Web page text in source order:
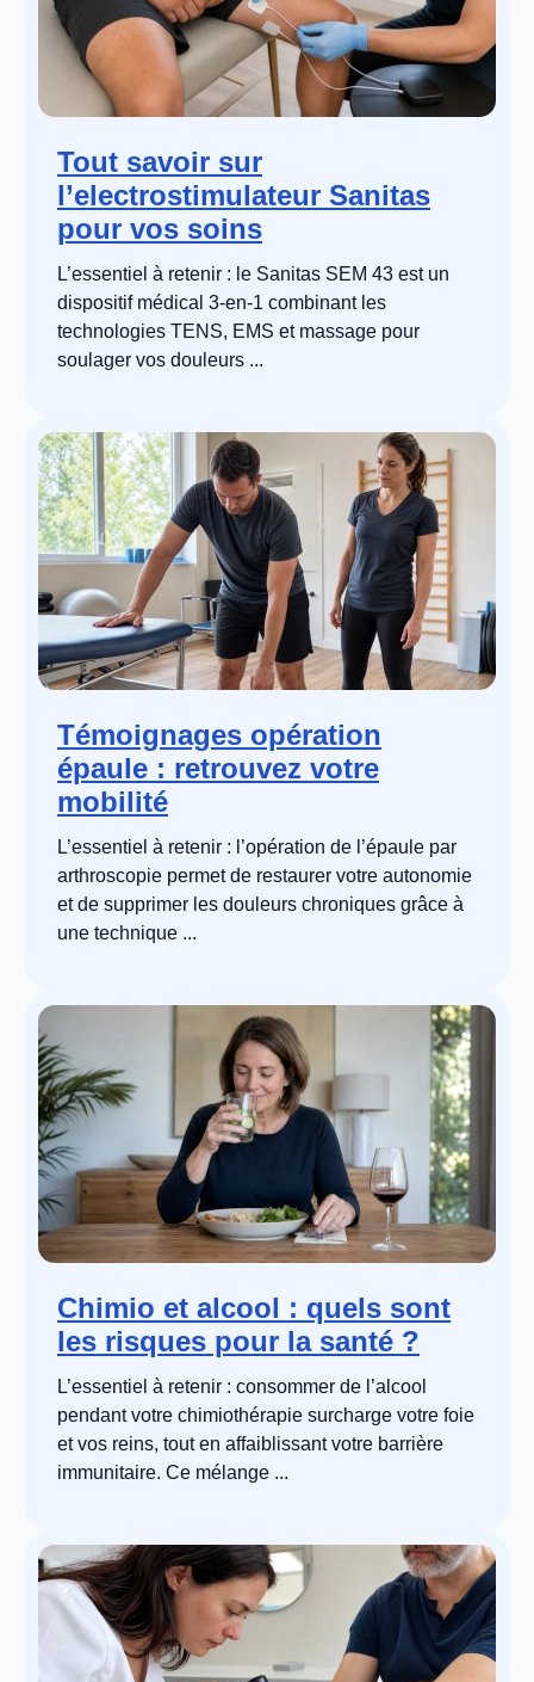
Tout savoir sur
l’electrostimulateur Sanitas
pour vos soins
L’essentiel à retenir : le Sanitas SEM 43 est un
dispositif médical 3-en-1 combinant les
technologies TENS, EMS et massage pour
soulager vos douleurs ...
Témoignages opération
épaule : retrouvez votre
mobilité
L’essentiel à retenir : l’opération de l’épaule par
arthroscopie permet de restaurer votre autonomie
et de supprimer les douleurs chroniques grâce à
une technique ...
Chimio et alcool : quels sont
les risques pour la santé ?
L’essentiel à retenir : consommer de l’alcool
pendant votre chimiothérapie surcharge votre foie
et vos reins, tout en affaiblissant votre barrière
immunitaire. Ce mélange ...